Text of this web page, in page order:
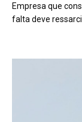
Empresa que
falta deve